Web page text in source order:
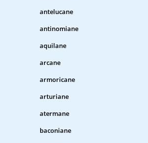
antelucane
antinomiane
aquilane
arcane
armoricane
arturiane
atermane
baconiane